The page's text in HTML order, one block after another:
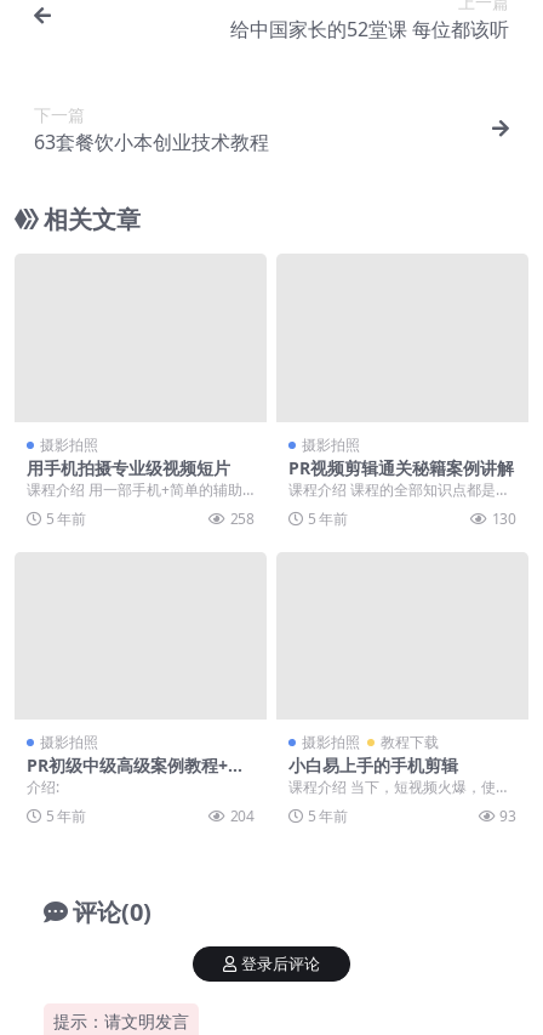
给中国家长的52堂课 每位都该听
下一篇
63套餐饮小本创业技术教程
相关文章
摄影拍照
用手机拍摄专业级视频短片
课程介绍 用一部手机+简单的辅助
器材，以一部微型记录短片的拍摄
为案例，力图用超短...
5 年前 258
摄影拍照
PR视频剪辑通关秘籍案例讲解
课程介绍 课程的全部知识点都是结
合实际案例讲解，学一集就能掌握
一种类型的剪辑。把...
5 年前 130
摄影拍照
PR初级中级高级案例教程+素
材
介绍:
5 年前
204
摄影拍照 教程下载
小白易上手的手机剪辑
课程介绍 当下，短视频火爆，使我
们每一个人都成了导演，拿起手机
就能拍摄，每人都可...
5 年前 93
评论(0)
提示：请文明发言
登录后评论